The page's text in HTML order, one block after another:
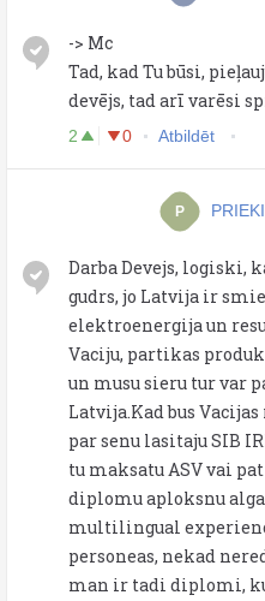
-> Mc
Tad, kad Tu būsi,
devējs, tad arī varēsi
2 0 Atbildēt
P PRIEKI
Darba Devejs, logiski,
gudrs, jo Latvija ir
elektroenergija un
Vaciju, partikas
un musu sieru tur var
Latvija.Kad bus
par senu lasitaju SIB
tu maksatu ASV vai
diplomu aploksnu
multilingual
personeas, nekad
man ir tadi diplomi,